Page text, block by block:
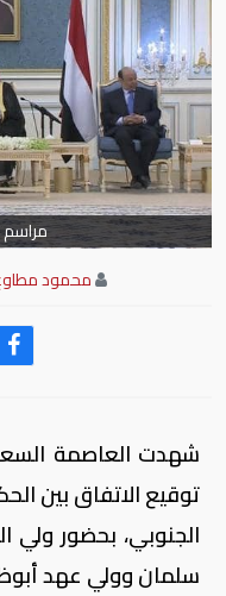
مراسم
محمود
شهدت العاصمة
توقيع الاتفاق بين
الجنوبي، بحضور ولي
سلمان وولي عهد